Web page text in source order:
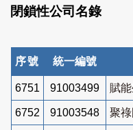
閉鎖性公司名錄
序號 統一編號
6751 91003499 賦
6752 91003548 聚